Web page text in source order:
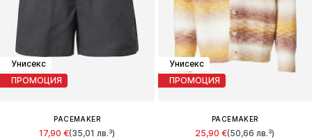
Унисекс
ПРОМОЦИЯ
PACEMAKER
17,90 €(35,01 лв.³)
Унисекс
ПРОМОЦИЯ
PACEMAKER
25,90 €(50,66 лв.³)